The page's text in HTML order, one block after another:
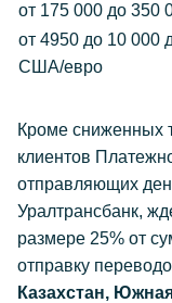
от 175 000 до 350
от 4950 до 10 000
США/евро
Кроме сниженных
клиентов
отправляющих
Уралтрансбанк,
размере 25% от
отправку
Казахстан,